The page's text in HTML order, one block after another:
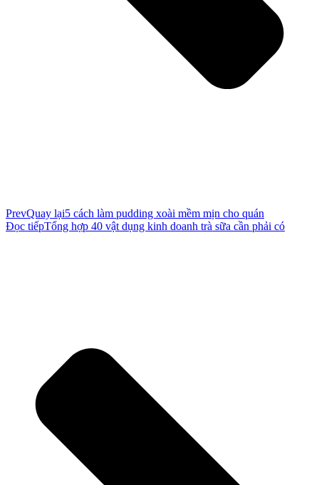
PrevQuay lại5 cách làm pudding xoài mềm mịn cho quán
Đọc tiếpTổng hợp 40 vật dụng kinh doanh trà sữa cần phải có